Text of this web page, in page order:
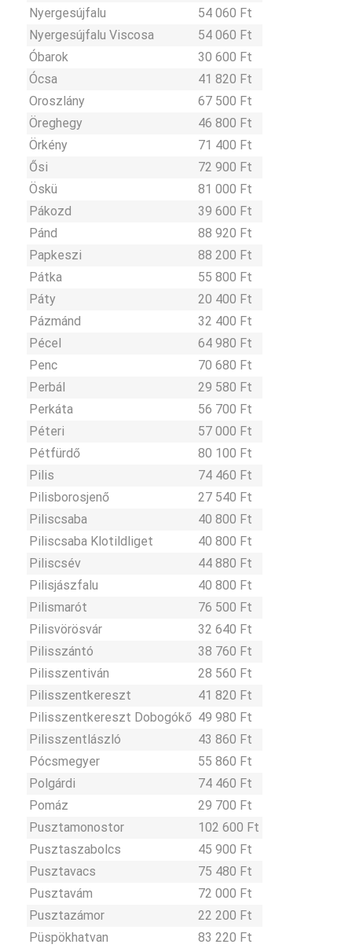
Nyergesújfalu
54 060 Ft
Nyergesújfalu Viscosa
54 060 Ft
Óbarok
30 600 Ft
Ócsa
41 820 Ft
Oroszlány
67 500 Ft
Öreghegy
46 800 Ft
Örkény
71 400 Ft
Ősi
72 900 Ft
Öskü
81 000 Ft
Pákozd
39 600 Ft
Pánd
88 920 Ft
Papkeszi
88 200 Ft
Pátka
55 800 Ft
Páty
20 400 Ft
Pázmánd
32 400 Ft
Pécel
64 980 Ft
Penc
70 680 Ft
Perbál
29 580 Ft
Perkáta
56 700 Ft
Péteri
57 000 Ft
Pétfürdő
80 100 Ft
Pilis
74 460 Ft
Pilisborosjenő
27 540 Ft
Piliscsaba
40 800 Ft
Piliscsaba Klotildliget
40 800 Ft
Piliscsév
44 880 Ft
Pilisjászfalu
40 800 Ft
Pilismarót
76 500 Ft
Pilisvörösvár
32 640 Ft
Pilisszántó
38 760 Ft
Pilisszentiván
28 560 Ft
Pilisszentkereszt
41 820 Ft
Pilisszentkereszt Dobogókő 49 980 Ft
Pilisszentlászló
43 860 Ft
Pócsmegyer
55 860 Ft
Polgárdi
74 460 Ft
Pomáz
29 700 Ft
Pusztamonostor
102 600 Ft
Pusztaszabolcs
45 900 Ft
Pusztavacs
75 480 Ft
Pusztavám
72 000 Ft
Pusztazámor
22 200 Ft
Püspökhatvan
83 220 Ft